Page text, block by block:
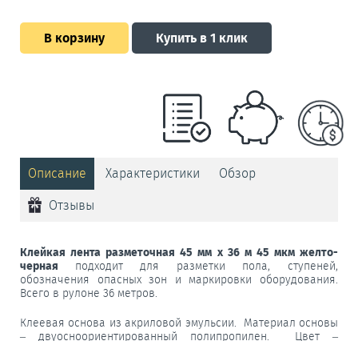
В корзину Купить в 1 клик
Описание Характеристики Обзор
Отзывы
Клейкая лента разметочная 45 мм x 36 м 45 мкм желто-
черная подходит для разметки пола, ступеней,
обозначения опасных зон и маркировки оборудования.
Всего в рулоне 36 метров.
Клеевая основа из акриловой эмульсии. Материал основы
– двуосноориентированный полипропилен. Цвет –